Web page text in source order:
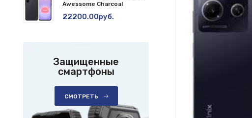
Awessome Charcoal
22200.00руб.
Защищенные
смартфоны
СМОТРЕТЬ